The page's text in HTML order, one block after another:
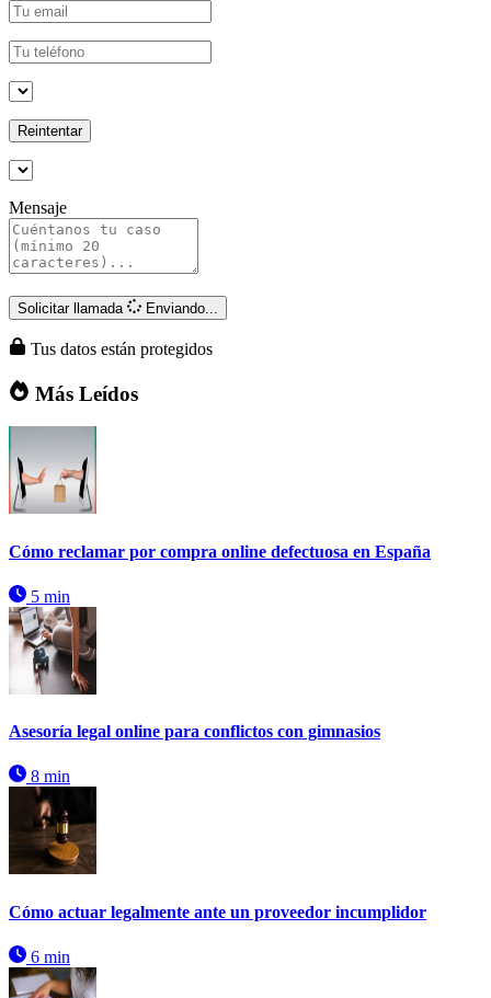
Reintentar
Mensaje
Solicitar llamada Enviando...
Tus datos están protegidos
Más Leídos
Cómo reclamar por compra online defectuosa en España
5 min
Asesoría legal online para conflictos con gimnasios
8 min
Cómo actuar legalmente ante un proveedor incumplidor
6 min